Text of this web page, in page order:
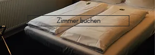
Zimmer buchen